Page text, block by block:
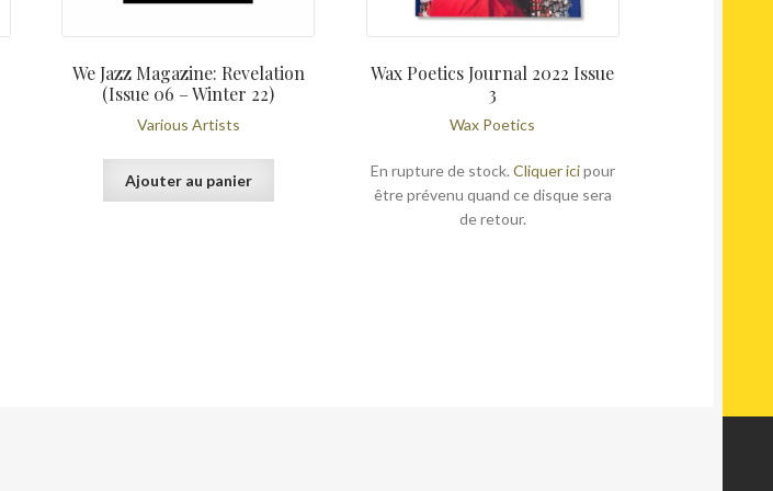
We Jazz Magazine: Revelation
(Issue 06 – Winter 22)
Various Artists
Ajouter au panier
Wax Poetics Journal 2022 Issue
3
Wax Poetics
En rupture de stock. Cliquer icipour
être prévenu quand ce disque sera
de retour.